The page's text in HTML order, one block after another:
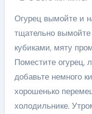
Огурец вымойте и
тщательно
кубиками, мяту
Поместите огурец,
добавьте немного
хорошенько
холодильнике.